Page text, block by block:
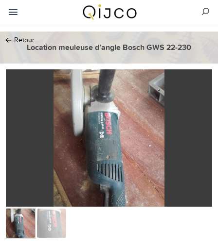
← Retour
Location meuleuse d’angle Bosch GWS 22-230